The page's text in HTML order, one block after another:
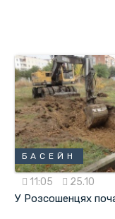
БАСЕЙН
11:05 25.10
У Розсошенцях